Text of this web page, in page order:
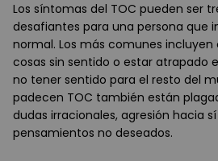
Los síntomas del TOC pueden ser
desafiantes para una persona que
normal. Los más comunes incluyen
cosas sin sentido o estar atrapado
no tener sentido para el resto del
padecen TOC también están
dudas irracionales, agresión hacia
pensamientos no deseados.